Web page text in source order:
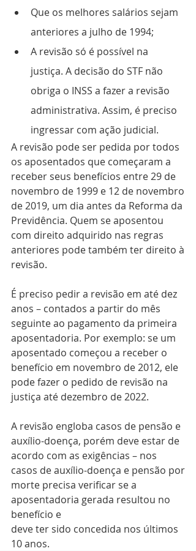
Que os melhores salários sejam
anteriores a julho de 1994;
A revisão só é possível na
justiça. A decisão do STF não
obriga o INSS a fazer a revisão
administrativa. Assim, é preciso
ingressar com ação judicial.
A revisão pode ser pedida por todos
os aposentados que começaram a
receber seus benefícios entre 29 de
novembro de 1999 e 12 de novembro
de 2019, um dia antes da Reforma da
Previdência. Quem se aposentou
com direito adquirido nas regras
anteriores pode também ter direito à
revisão.
É preciso pedir a revisão em até dez
anos – contados a partir do mês
seguinte ao pagamento da primeira
aposentadoria. Por exemplo: se um
aposentado começou a receber o
benefício em novembro de 2012, ele
pode fazer o pedido de revisão na
justiça até dezembro de 2022.
A revisão engloba casos de pensão e
auxílio-doença, porém deve estar de
acordo com as exigências – nos
casos de auxílio-doença e pensão por
morte precisa verificar se a
aposentadoria gerada resultou no
benefício e
deve ter sido concedida nos últimos
10 anos.